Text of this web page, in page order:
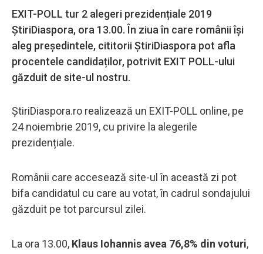
EXIT-POLL tur 2 alegeri prezidențiale 2019
ȘtiriDiaspora, ora 13.00. În ziua în care românii își
aleg președintele, cititorii ȘtiriDiaspora pot afla
procentele candidaților, potrivit EXIT POLL-ului
găzduit de site-ul nostru.
ȘtiriDiaspora.ro realizează un EXIT-POLL online, pe
24 noiembrie 2019, cu privire la alegerile
prezidențiale.
Românii care accesează site-ul în această zi pot
bifa candidatul cu care au votat, în cadrul sondajului
găzduit pe tot parcursul zilei.
La ora 13.00, Klaus Iohannis avea 76,8% din voturi,